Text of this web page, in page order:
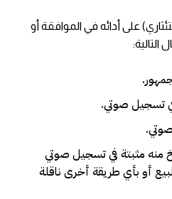
على أدائه في الموافقة أو
تسجيل صوتي.
منه مثبتة في تسجيل صوتي
أو بأي طريقة أخرى ناقلة